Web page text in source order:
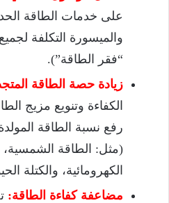
على خدمات الطاقة
والميسورة التكلفة
“فقر الطاقة”).
زيادة حصة الطاقة
الكفاءة وتنويع مزيج
رفع نسبة الطاقة
(مثل: الطاقة الشمسية،
الكهرومائية، والكتلة
مضاعفة كفاءة الطاقة: